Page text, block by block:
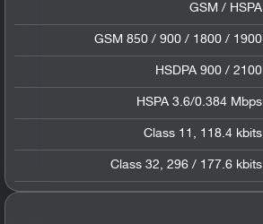
GSM / HSPA
GSM 850 / 900 / 1800 / 1900
HSDPA 900 / 2100
HSPA 3.6/0.384 Mbps
Class 11, 118.4 kbits
Class 32, 296 / 177.6 kbits